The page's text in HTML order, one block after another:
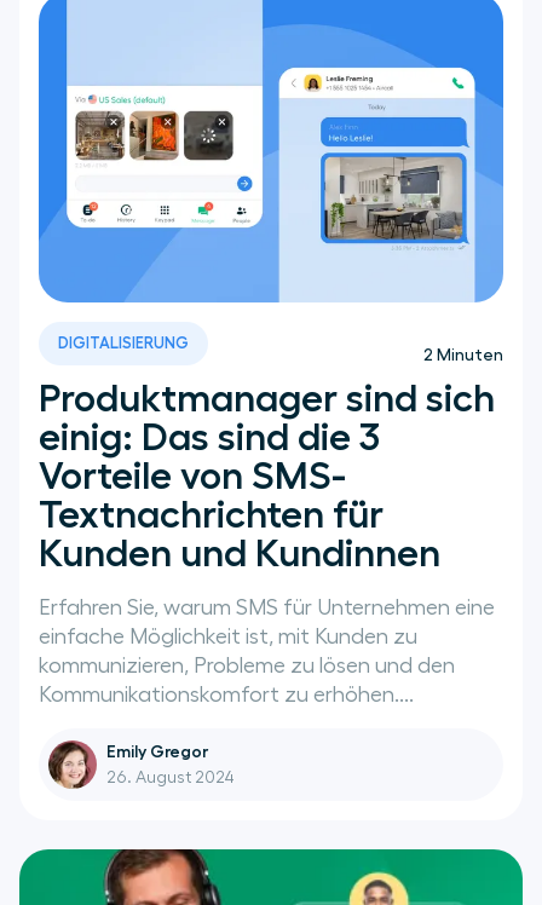
Produktmanager sind sich
einig: Das sind die 3
Vorteile von SMS-
Textnachrichten für
Kunden und Kundinnen
Erfahren Sie, warum SMS für Unternehmen eine
einfache Möglichkeit ist, mit Kunden zu
kommunizieren, Probleme zu lösen und den
Kommunikationskomfort zu erhöhen....
Emily Gregor
26. August 2024
2 Minuten
DIGITALISIERUNG